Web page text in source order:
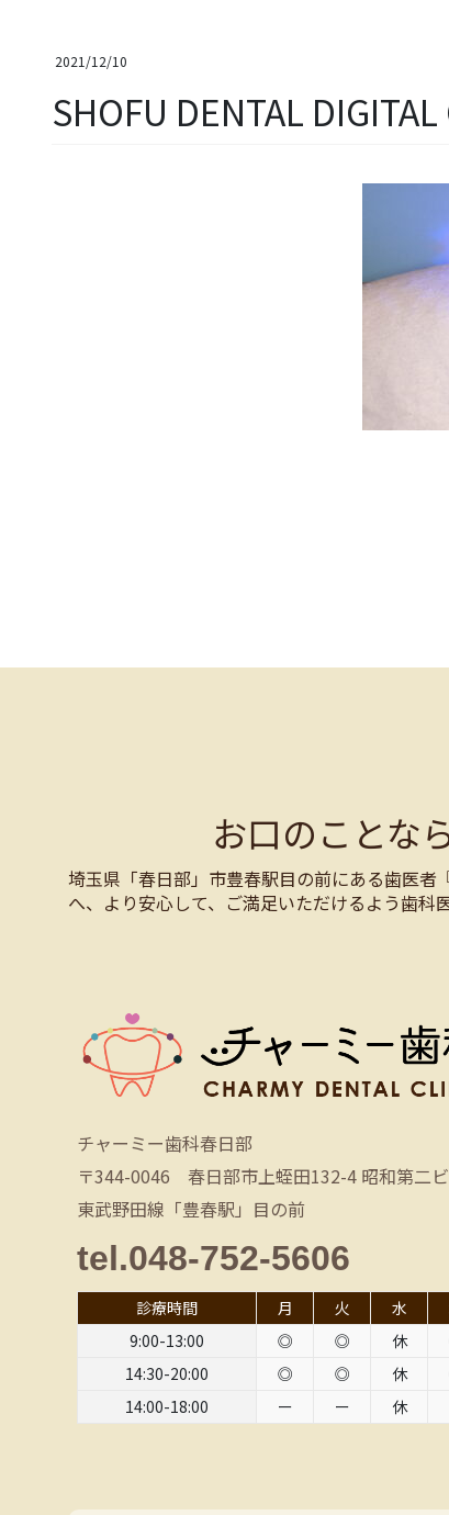
2021/12/10
SHOFU DENTAL
お口のことな
埼玉県「春日部」市豊春駅目の前にある歯医
へ、より安心して、ご満足いただけるよう歯科
チャーミー歯科春日部
〒344-0046 春日部市上蛭田132-4 昭和第二
東武野田線「豊春駅」目の前
tel.048-752-5606
診療時間 月 火 水
9:00-13:00
◎ ◎ 休
14:30-20:00
◎ ◎ 休
14:00-18:00
ー ー 休